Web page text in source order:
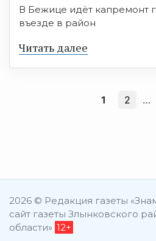
В Бежице идёт капремонт
въезде в район
Читать далее
1 2 …
2026 © Редакция газеты
сайт газеты Злынковского
области» 12+